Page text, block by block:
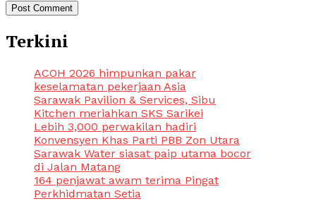
Terkini
ACOH 2026 himpunkan pakar
keselamatan pekerjaan Asia
Sarawak Pavilion & Services, Sibu
Kitchen meriahkan SKS Sarikei
Lebih 3,000 perwakilan hadiri
Konvensyen Khas Parti PBB Zon Utara
Sarawak Water siasat paip utama bocor
di Jalan Matang
164 penjawat awam terima Pingat
Perkhidmatan Setia